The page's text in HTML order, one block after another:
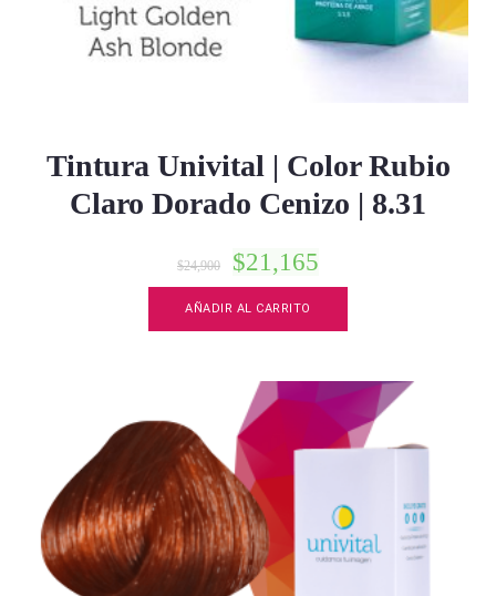
Tintura Univital | Color Rubio
Claro Dorado Cenizo | 8.31
$24,900 $21,165
AÑADIR AL CARRITO